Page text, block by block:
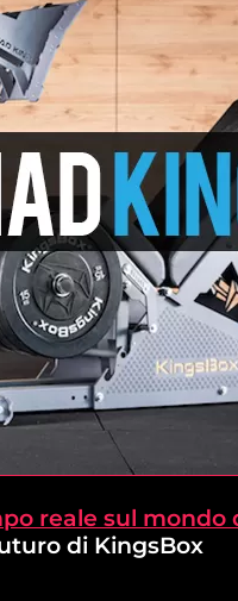
reale sul mondo
di KingsBox